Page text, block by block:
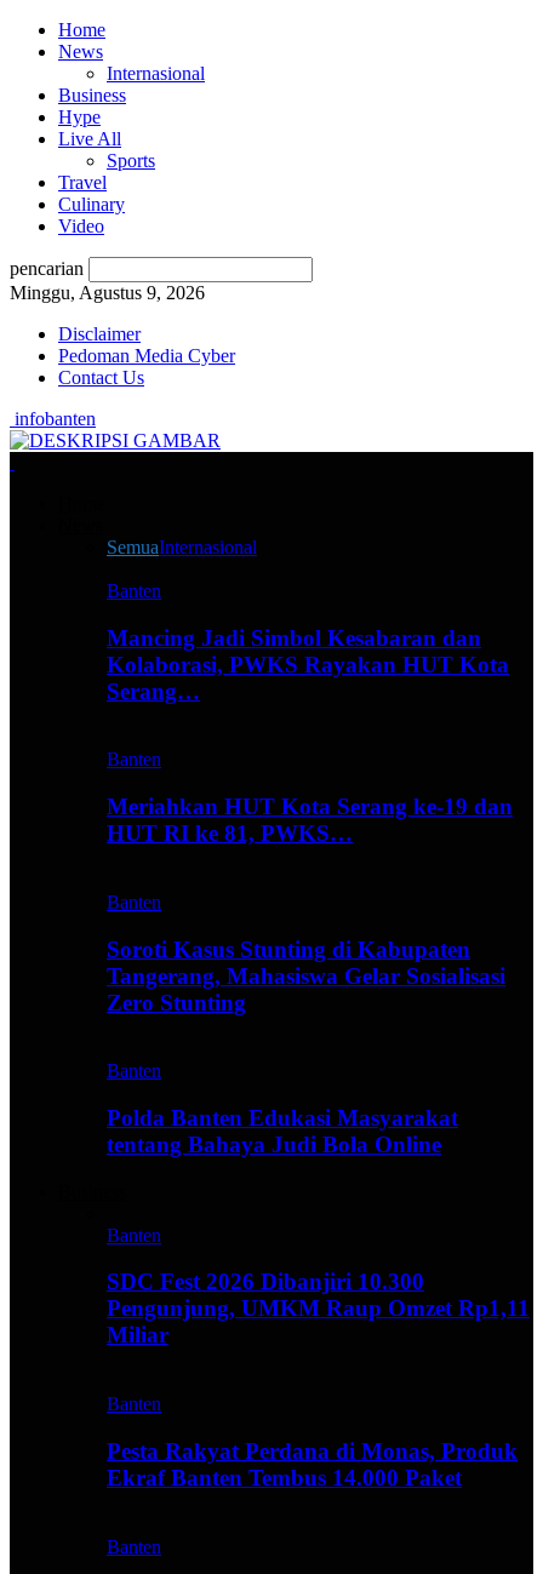
Home
News
Internasional
Business
Hype
Live All
Sports
Travel
Culinary
Video
pencarian
Minggu, Agustus 9, 2026
Disclaimer
Pedoman Media Cyber
Contact Us
infobanten
SemuaInternasional
Banten
Mancing Jadi Simbol Kesabaran dan
Kolaborasi, PWKS Rayakan HUT Kota
Serang…
Banten
Meriahkan HUT Kota Serang ke-19 dan
HUT RI ke 81, PWKS…
Banten
Soroti Kasus Stunting di Kabupaten
Tangerang, Mahasiswa Gelar Sosialisasi
Zero Stunting
Banten
Polda Banten Edukasi Masyarakat
tentang Bahaya Judi Bola Online
Banten
SDC Fest 2026 Dibanjiri 10.300
Pengunjung, UMKM Raup Omzet Rp1,11
Miliar
Banten
Pesta Rakyat Perdana di Monas, Produk
Ekraf Banten Tembus 14.000 Paket
Banten